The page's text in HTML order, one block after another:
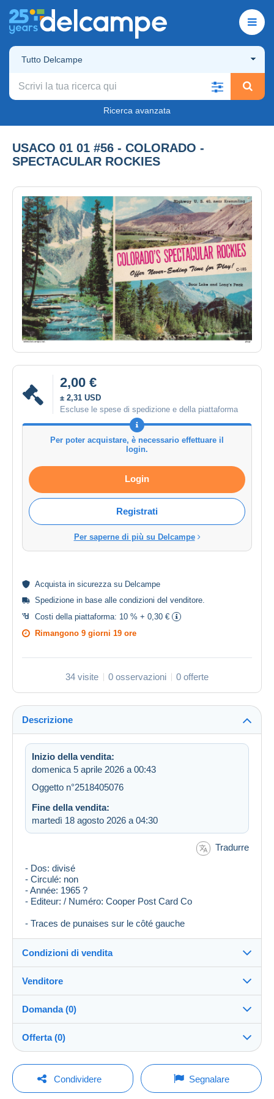
Tutto Delcampe
Ricerca avanzata
USACO 01 01 #56 - COLORADO -
SPECTACULAR ROCKIES
2,00 €
± 2,31 USD
Escluse le spese di spedizione e della piattaforma
Per poter acquistare, è necessario effettuare il
login.
Login
Registrati
Per saperne di più su Delcampe
Acquista in sicurezzasu Delcampe
Spedizione in base alle condizioni del venditore.
Costi della piattaforma: 10 % + 0,30 €
Rimangono 9 giorni 19 ore
34 visite 0 osservazioni 0 offerte
Descrizione
Inizio della vendita:
domenica 5 aprile 2026 a 00:43
Oggetto n°2518405076
Fine della vendita:
martedì 18 agosto 2026 a 04:30
Tradurre
- Dos: divisé
- Circulé: non
- Année: 1965 ?
- Editeur: / Numéro: Cooper Post Card Co
- Traces de punaises sur le côté gauche
Condizioni di vendita
Destinazione:
Vedi l'elenco dei paesi
Invio:
Invio dopo il pagamento
A carico dell'acquirente
Metodi di pagamento:
Venditore
plegr100%(2024x)
Negozio
Domanda (0)
Per inviare una domanda devi aprire una
Offerta (0)
La vendita sarà prolungata di un minuto se l'offerta
viene fatta meno di un minuto prima della scadenza.
Condividere Segnalare